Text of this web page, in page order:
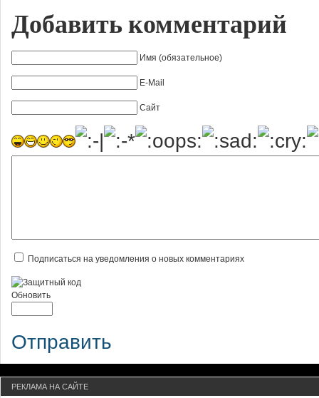
Добавить комментарий
Имя (обязательное)
E-Mail
Сайт
Подписаться на уведомления о новых комментариях
Обновить
Отправить
РЕКЛАМА НА САЙТЕ